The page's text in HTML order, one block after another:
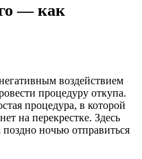
— как
воздействием
процедуру откупа.
процедура, в которой
на перекрестке. Здесь
ночью отправиться